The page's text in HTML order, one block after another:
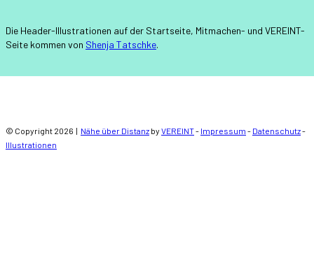
Die Header-Illustrationen auf der Startseite, Mitmachen- und VEREINT-
Seite kommen von Shenja Tatschke.
© Copyright 2026 | Nähe über Distanz by VEREINT- Impressum - Datenschutz-
Illustrationen